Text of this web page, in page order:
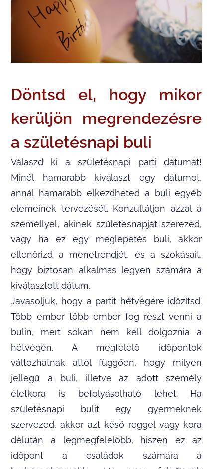
Döntsd el, hogy mikor
kerüljön megrendezésre
a születésnapi buli
Válaszd ki a születésnapi parti dátumát!
Minél hamarabb kiválaszt egy dátumot,
annál hamarabb elkezdheted a buli egyéb
elemeinek tervezését. Konzultáljon azzal a
személlyel, akinek születésnapját szerezed,
vagy ha ez egy meglepetés buli, akkor
ellenőrizd a menetrendjét, és a szokásait,
hogy biztosan alkalmas legyen számára a
kiválasztott dátum.
Javasoljuk, hogy a partit hétvégére időzítsd.
Több ember több ember fog részt venni a
bulin, mert sokan nem kell dolgoznia a
hétvégén. A megfelelő időpontok
változhatnak attól függően, hogy milyen
jellegű a buli, illetve az adott személy
életkora is befolyásolható lehet. Ha
születésnapi bulit egy gyermeknek
szervezed, akkor azt késő reggel vagy kora
délután a legmegfelelőbb, hiszen ez az
időpont a családok számára a